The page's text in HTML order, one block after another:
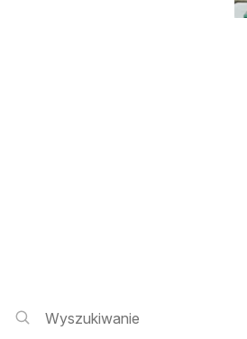
Wyszukiwarka i logowanie
Wyszukiwanie